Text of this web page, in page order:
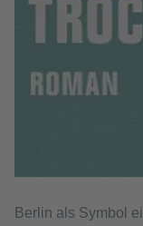
Berlin als Symbol